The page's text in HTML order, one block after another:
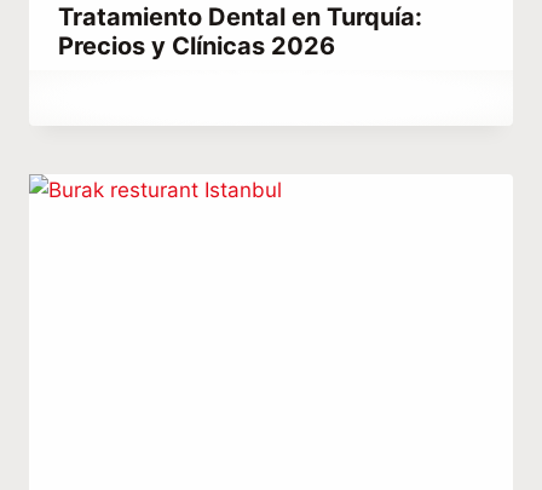
Tratamiento Dental en Turquía:
Precios y Clínicas 2026